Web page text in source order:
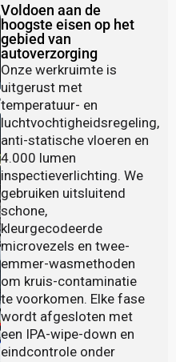
Voldoen aan de
hoogste eisen op het
gebied van
autoverzorging
Onze werkruimte is
uitgerust met
temperatuur- en
luchtvochtigheidsregeling,
anti-statische vloeren en
4.000 lumen
inspectieverlichting. We
gebruiken uitsluitend
schone,
kleurgecodeerde
microvezels en twee-
emmer-wasmethoden
om kruis-contaminatie
te voorkomen. Elke fase
wordt afgesloten met
een IPA-wipe-down en
eindcontrole onder